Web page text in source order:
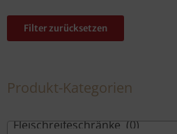
Filter zurücksetzen
Produkt-Kategorien
Fleischreifeschränke (0)